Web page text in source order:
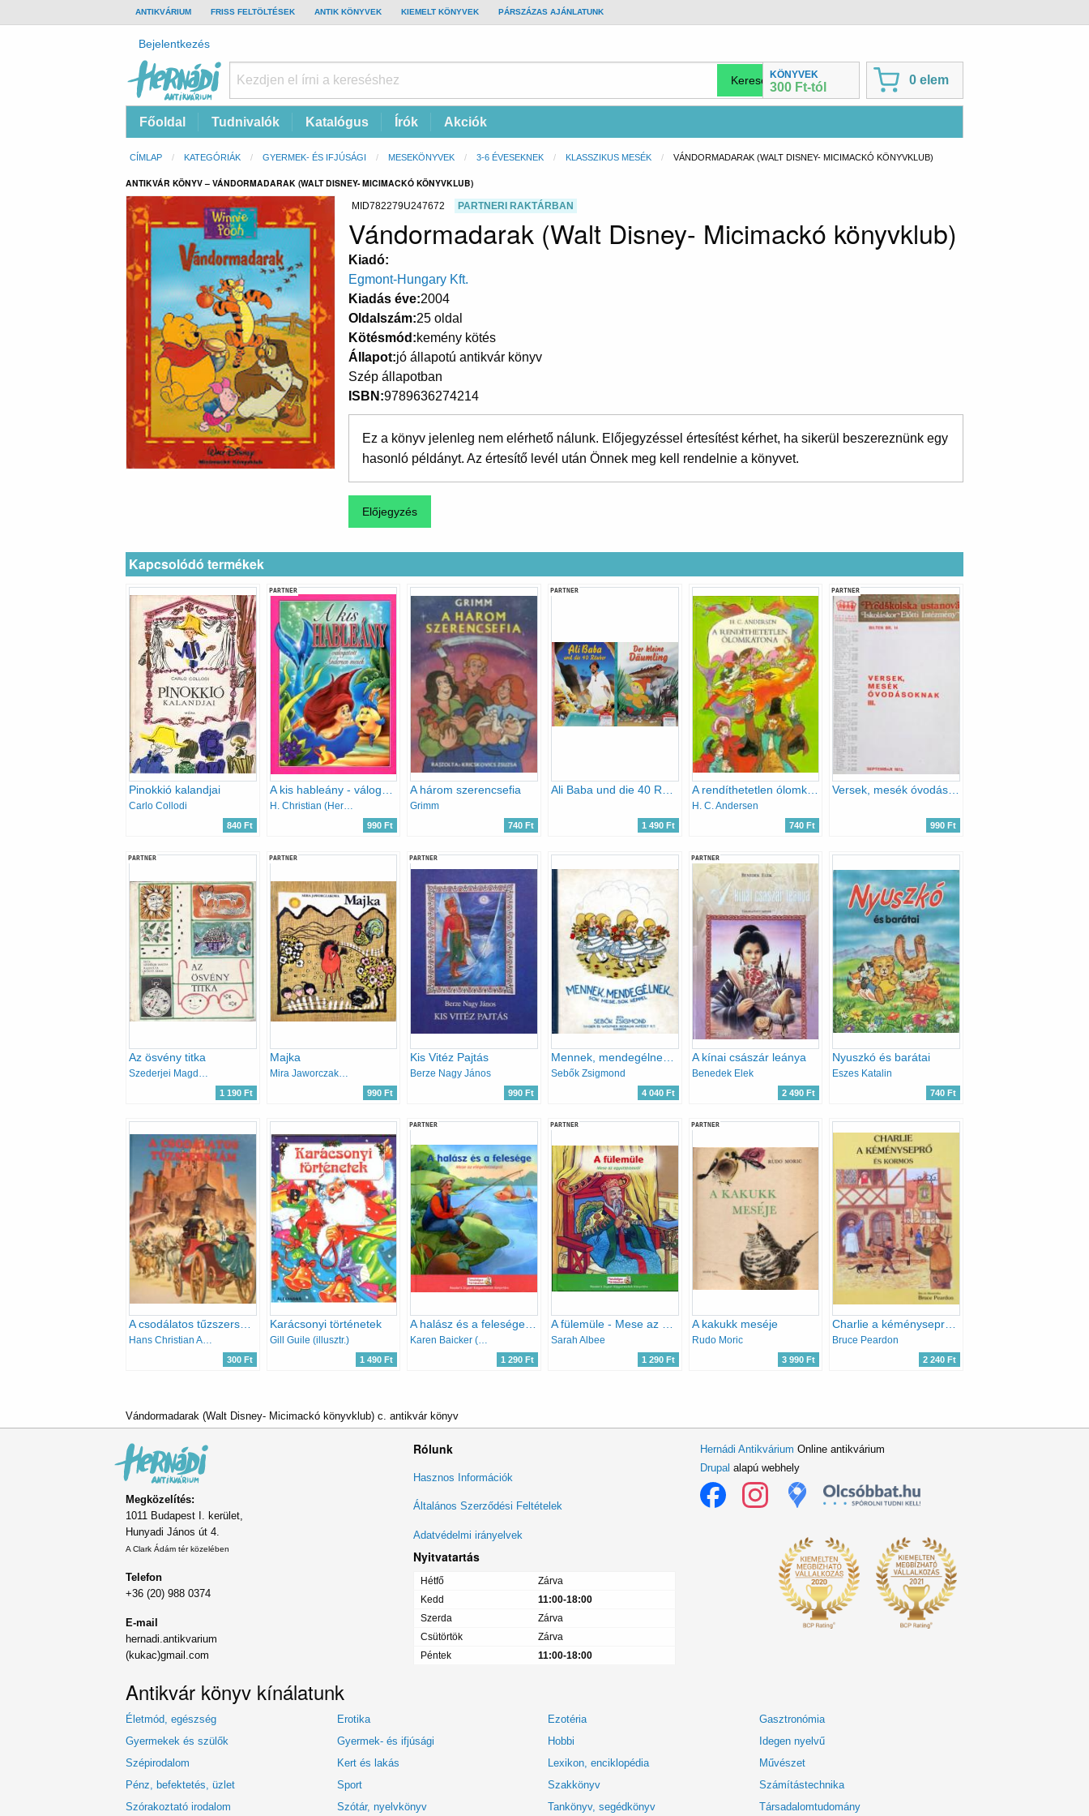
TOP
BAR
ANTIKVÁRIUM FRISS FELTÖLTÉSEK ANTIK KÖNYVEK KIEMELT KÖNYVEK PÁRSZÁZAS AJÁNLATUNK
Felhasználói
fiók
menüje
Bejelentkezés
Antikvárium
Online
KÖNYVEK
300 Ft-tól
0 elem
Fő
navigáció
Főoldal Tudnivalók Katalógus Írók Akciók
Morzsa
CÍMLAP KATEGÓRIÁK GYERMEK- ÉS IFJÚSÁGI MESEKÖNYVEK 3-6 ÉVESEKNEK KLASSZIKUS MESÉK CURRENT:
VÁNDORMADARAK (WALT DISNEY- MICIMACKÓ KÖNYVKLUB)
ANTIKVÁR KÖNYV – VÁNDORMADARAK (WALT DISNEY- MICIMACKÓ KÖNYVKLUB)
MID782279U247672 PARTNERI RAKTÁRBAN
Vándormadarak (Walt Disney- Micimackó könyvklub)
Kiadó
Egmont-Hungary Kft.
Kiadás éve 2004
Oldalszám 25 oldal
Kötésmód kemény kötés
Állapot jó állapotú antikvár könyv
Szép állapotban
ISBN 9789636274214
Ez a könyv jelenleg nem elérhető nálunk. Előjegyzéssel értesítést kérhet, ha sikerül beszereznünk egy
hasonló példányt. Az értesítő levél után Önnek meg kell rendelnie a könyvet.
Kapcsolódó termékek
Pinokkió kalandjai
Carlo Collodi
840 Ft
PARTNER
H. Christian (Hermann Móni átgolg.) Andersen
990 Ft
A három szerencsefia
Grimm
740 Ft
PARTNER
1 490 Ft
A rendíthetetlen ólomkatona
H. C. Andersen
740 Ft
PARTNER
990 Ft
PARTNER
Az ösvény titka
1 190 Ft
PARTNER
Majka
Mira Jaworczakowa
990 Ft
PARTNER
Kis Vitéz Pajtás
Berze Nagy János
990 Ft
Mennek, mendegélnek...sok mese sok képpel
Sebők Zsigmond
4 040 Ft
PARTNER
A kínai császár leánya
Benedek Elek
2 490 Ft
Nyuszkó és barátai
Eszes Katalin
740 Ft
Hans Christian Andresen
300 Ft
Karácsonyi történetek
Gill Guile (illusztr.)
1 490 Ft
PARTNER
Karen Baicker (Grimm meséje nyomán)
1 290 Ft
PARTNER
Sarah Albee
1 290 Ft
PARTNER
A kakukk meséje
Rudo Moric
3 990 Ft
Bruce Peardon
2 240 Ft
Vándormadarak (Walt Disney- Micimackó könyvklub) c. antikvár könyv
Megközelítés:
1011 Budapest I. kerület,
Hunyadi János út 4.
A Clark Ádám tér közelében
Telefon
+36 (20) 988 0374
E-mail
hernadi.antikvarium
(kukac)gmail.com
Rólunk
Lábléc
menü
Hasznos Információk
Általános Szerződési Feltételek
Adatvédelmi irányelvek
Nyitvatartás
Hétfő
Zárva
Kedd
11:00-18:00
Szerda
Zárva
Csütörtök
Zárva
Péntek
11:00-18:00
Hernádi Antikvárium Online antikvárium
Drupal alapú webhely
Antikvár könyv kínálatunk
Életmód, egészség Erotika Ezotéria
Gasztronómia
Gyermekek és szülők
Gyermek- és ifjúsági Hobbi
Idegen nyelvű
Szépirodalom
Kert és lakás Lexikon, enciklopédia
Művészet
Pénz, befektetés, üzlet
Sport Szakkönyv
Számítástechnika
Szórakoztató irodalom
Szótár, nyelvkönyv Tankönyv, segédkönyv Társadalomtudomány